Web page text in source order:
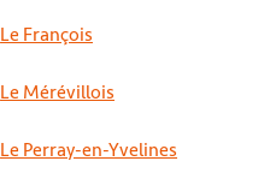
Le François
Le Mérévillois
Le Perray-en-Yvelines